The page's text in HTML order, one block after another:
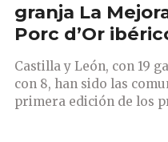
granja La
Porc d’Or
Castilla y León, con 19
con 8, han sido las
primera edición de los